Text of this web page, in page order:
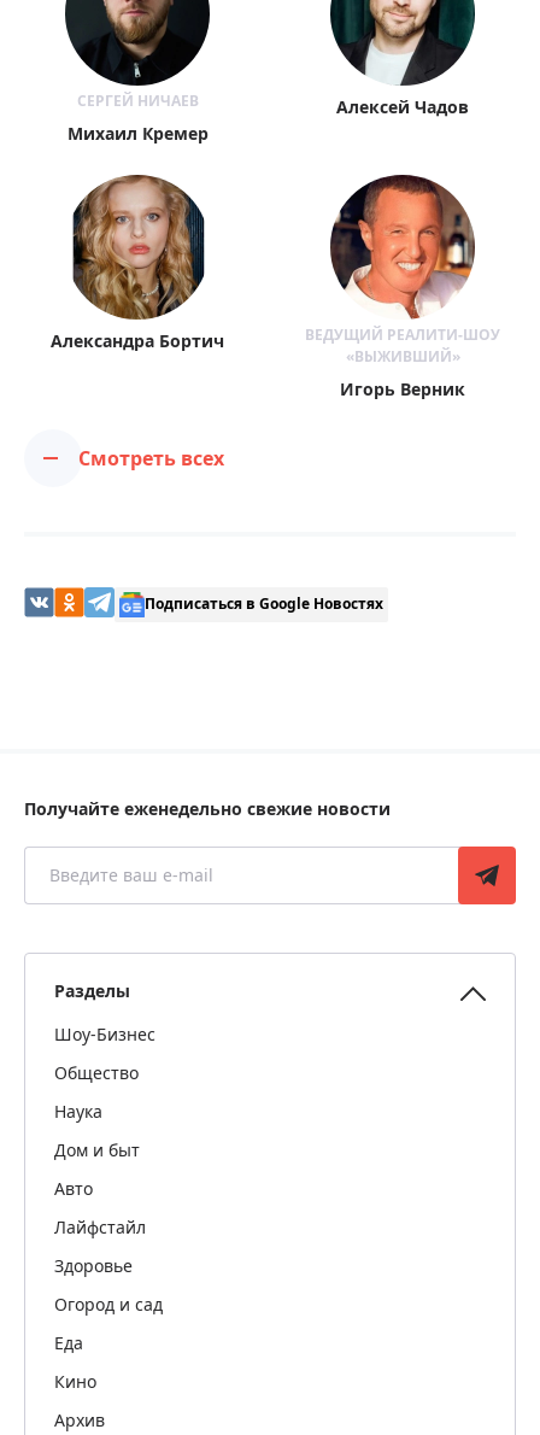
СЕРГЕЙ НИЧАЕВ
Михаил Кремер
Алексей Чадов
Александра Бортич
ВЕДУЩИЙ РЕАЛИТИ-ШОУ
«ВЫЖИВШИЙ»
Игорь Верник
Смотреть всех
Подписаться в Google Новостях
Получайте еженедельно свежие новости
Разделы
Шоу-Бизнес
Общество
Наука
Дом и быт
Авто
Лайфстайл
Здоровье
Огород и сад
Еда
Кино
Архив